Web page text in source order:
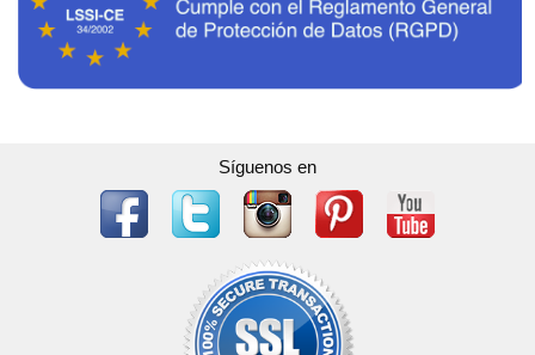
Síguenos en